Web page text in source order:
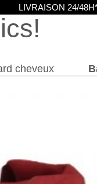
cheveux
LIVRAISON 24/